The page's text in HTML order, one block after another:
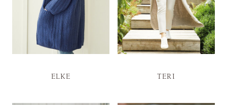
ELKE TERI